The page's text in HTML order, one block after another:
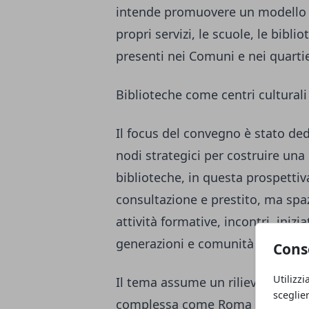
intende promuovere un
propri servizi, le scuole, le
presenti nei Comuni e nei
Biblioteche come centri
Il focus del convegno è stato
nodi strategici per costruire
biblioteche, in questa
consultazione e prestito, ma
attività formative, incontri,
generazioni e comunità diverse.
Il tema assume un rilievo
complessa come Roma